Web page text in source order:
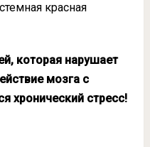
красная
которая нарушает
мозга с
хронический стресс!